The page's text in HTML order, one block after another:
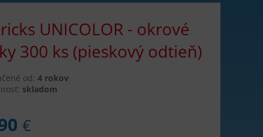
UNICOLOR - okrové
300 ks (pieskový odtieň)
od:4 rokov
skladom
€